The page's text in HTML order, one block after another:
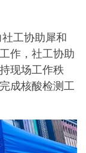
社工协助犀和
作，社工协助
现场工作秩
成核酸检测工